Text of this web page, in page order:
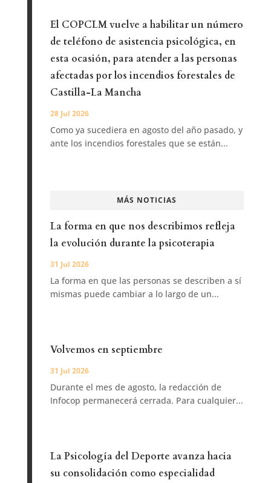
El COPCLM vuelve a habilitar un número
de teléfono de asistencia psicológica, en
esta ocasión, para atender a las personas
afectadas por los incendios forestales de
Castilla-La Mancha
28 Jul 2026
Como ya sucediera en agosto del año pasado, y
ante los incendios forestales que se están...
MÁS NOTICIAS
La forma en que nos describimos refleja
la evolución durante la psicoterapia
31 Jul 2026
La forma en que las personas se describen a sí
mismas puede cambiar a lo largo de un...
Volvemos en septiembre
31 Jul 2026
Durante el mes de agosto, la redacción de
Infocop permanecerá cerrada. Para cualquier...
La Psicología del Deporte avanza hacia
su consolidación como especialidad